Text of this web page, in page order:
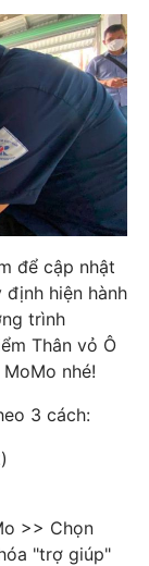
để cập nhật
hiện hành
trình
Thân vỏ Ô
nhé!
3 cách:
>> Chọn
"trợ giúp"